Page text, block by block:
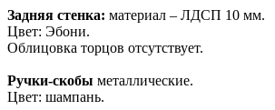
Задняя стенка: материал – ЛДСП 10 мм.
Цвет: Эбони.
Облицовка торцов отсутствует.
Ручки-скобы металлические.
Цвет: шампань.